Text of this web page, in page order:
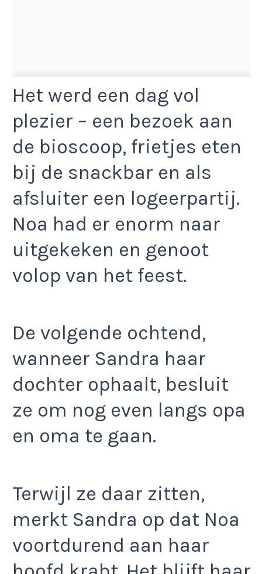
Het werd een dag vol
plezier – een bezoek aan
de bioscoop, frietjes eten
bij de snackbar en als
afsluiter een logeerpartij.
Noa had er enorm naar
uitgekeken en genoot
volop van het feest.
De volgende ochtend,
wanneer Sandra haar
dochter ophaalt, besluit
ze om nog even langs opa
en oma te gaan.
Terwijl ze daar zitten,
merkt Sandra op dat Noa
voortdurend aan haar